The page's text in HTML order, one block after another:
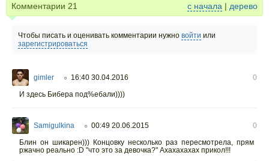
Комментарии 21 с начала | дерево
Чтобы писать и оценивать комментарии нужно войти или
зарегистрироваться
gimler ○ 16:40 30.04.2016
0
И здесь Бибера под%ебали))))
Samigulkina ○ 00:49 20.06.2015
0
Блин он шикарен))) Концовку несколько раз пересмотрела, прям
ржачно реально :D "что это за девочка?" Ахахахахах прикол!!!